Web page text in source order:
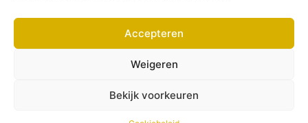
Accepteren
Weigeren
Bekijk voorkeuren
© Alle rechten voorbehouden - Door